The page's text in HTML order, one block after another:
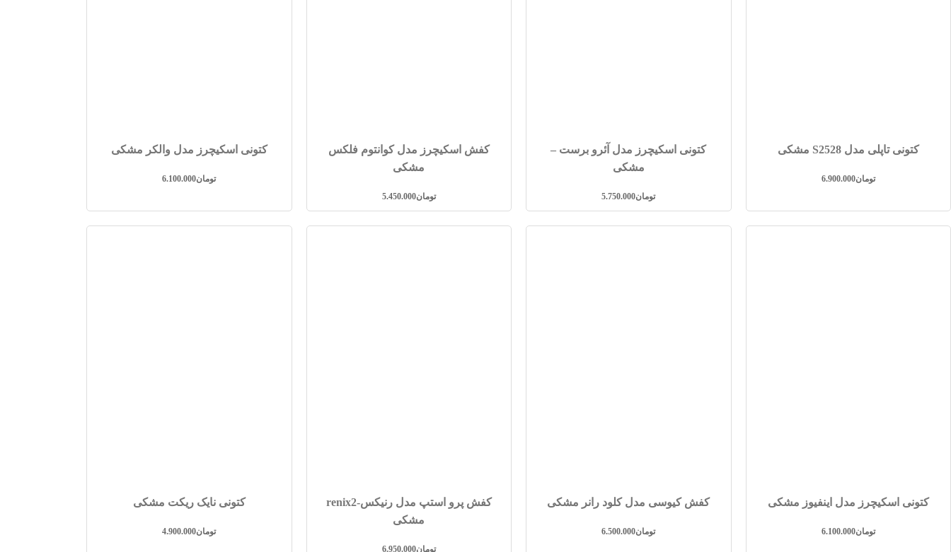
کتونی تاپلی مدل S2528 مشکی
تومان6.900.000
کتونی اسکیچرز مدل آئرو برست –
مشکی
تومان5.750.000
کفش اسکیچرز مدل کوانتوم فلکس
مشکی
تومان5.450.000
کتونی اسکیچرز مدل والکر مشکی
تومان6.100.000
کتونی اسکیچرز مدل اینفیوز مشکی
تومان6.100.000
کفش کیوسی مدل کلود رانر مشکی
تومان6.500.000
کفش پرو استپ مدل رنیکس-renix2
مشکی
تومان6.950.000
کتونی نایک ریکت مشکی
تومان4.900.000